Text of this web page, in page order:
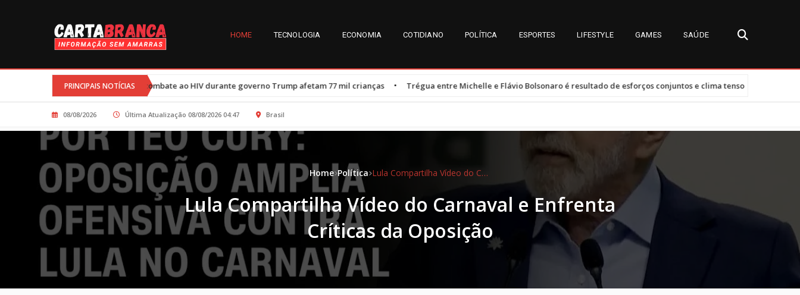
HOME TECNOLOGIA ECONOMIA COTIDIANO POLÍTICA ESPORTES LIFESTYLE GAMES SAÚDE
PRINCIPAIS NOTÍCIAS
programas de combate ao HIV durante governo Trump afetam 77 mil crianças•Trégua entre Michelle e Flávio Bolsonaro é resultado de esforços conjuntos e clima tenso•Tarifas dos EUA afetam
08/08/2026 Última Atualização 08/08/2026 04:47 Brasil
Home Política Lula Compartilha Vídeo do Carnaval e Enfrenta Críticas da Oposição
Lula Compartilha Vídeo do Carnaval e Enfrenta
Críticas da Oposição